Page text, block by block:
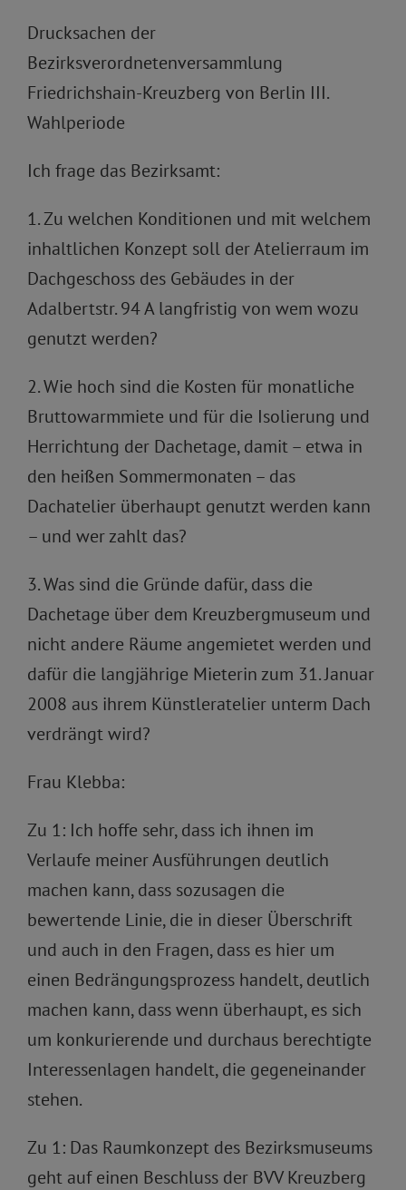
Drucksachen der
Bezirksverordnetenversammlung
Friedrichshain-Kreuzberg von Berlin III.
Wahlperiode
Ich frage das Bezirksamt:
1. Zu welchen Konditionen und mit welchem
inhaltlichen Konzept soll der Atelierraum im
Dachgeschoss des Gebäudes in der
Adalbertstr. 94 A langfristig von wem wozu
genutzt werden?
2. Wie hoch sind die Kosten für monatliche
Bruttowarmmiete und für die Isolierung und
Herrichtung der Dachetage, damit – etwa in
den heißen Sommermonaten – das
Dachatelier überhaupt genutzt werden kann
– und wer zahlt das?
3. Was sind die Gründe dafür, dass die
Dachetage über dem Kreuzbergmuseum und
nicht andere Räume angemietet werden und
dafür die langjährige Mieterin zum 31. Januar
2008 aus ihrem Künstleratelier unterm Dach
verdrängt wird?
Frau Klebba:
Zu 1: Ich hoffe sehr, dass ich ihnen im
Verlaufe meiner Ausführungen deutlich
machen kann, dass sozusagen die
bewertende Linie, die in dieser Überschrift
und auch in den Fragen, dass es hier um
einen Bedrängungsprozess handelt, deutlich
machen kann, dass wenn überhaupt, es sich
um konkurierende und durchaus berechtigte
Interessenlagen handelt, die gegeneinander
stehen.
Zu 1: Das Raumkonzept des Bezirksmuseums
geht auf einen Beschluss der BVV Kreuzberg